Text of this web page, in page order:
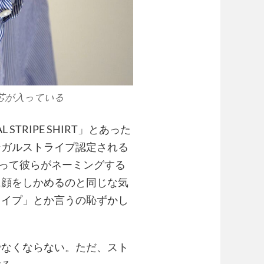
が入っている
STRIPE SHIRT」とあった
ルストライプ認定される
て彼らがネーミングする
をしかめるのと同じな気
プ」とか言うの恥ずかし
くならない。ただ、スト